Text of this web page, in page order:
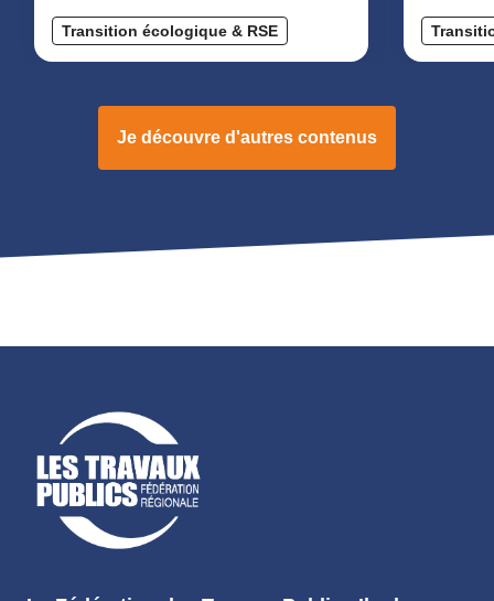
Transition écologique & RSE
Je découvre d'autres contenus